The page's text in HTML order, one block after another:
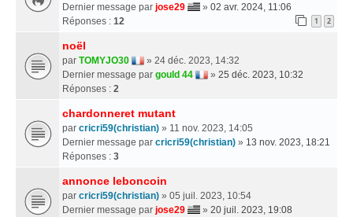
Dernier message par jose29 » 02 avr. 2024, 11:06
Réponses : 12 1 2
noël
par TOMYJO30
» 24 déc. 2023, 14:32
Dernier message par gould 44 » 25 déc. 2023, 10:32
Réponses : 2
chardonneret mutant
par cricri59(christian) » 11 nov. 2023, 14:05
Dernier message par cricri59(christian) » 13 nov. 2023, 18:21
Réponses : 3
annonce leboncoin
par cricri59(christian) » 05 juil. 2023, 10:54
Dernier message par jose29 » 20 juil. 2023, 19:08